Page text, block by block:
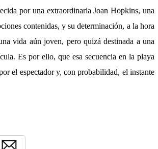
por una extraordinaria Joan Hopkins, una
contenidas, y su determinación, a la hora
vida aún joven, pero quizá destinada a una
Es por ello, que esa secuencia en la playa
el espectador y, con probabilidad, el instante